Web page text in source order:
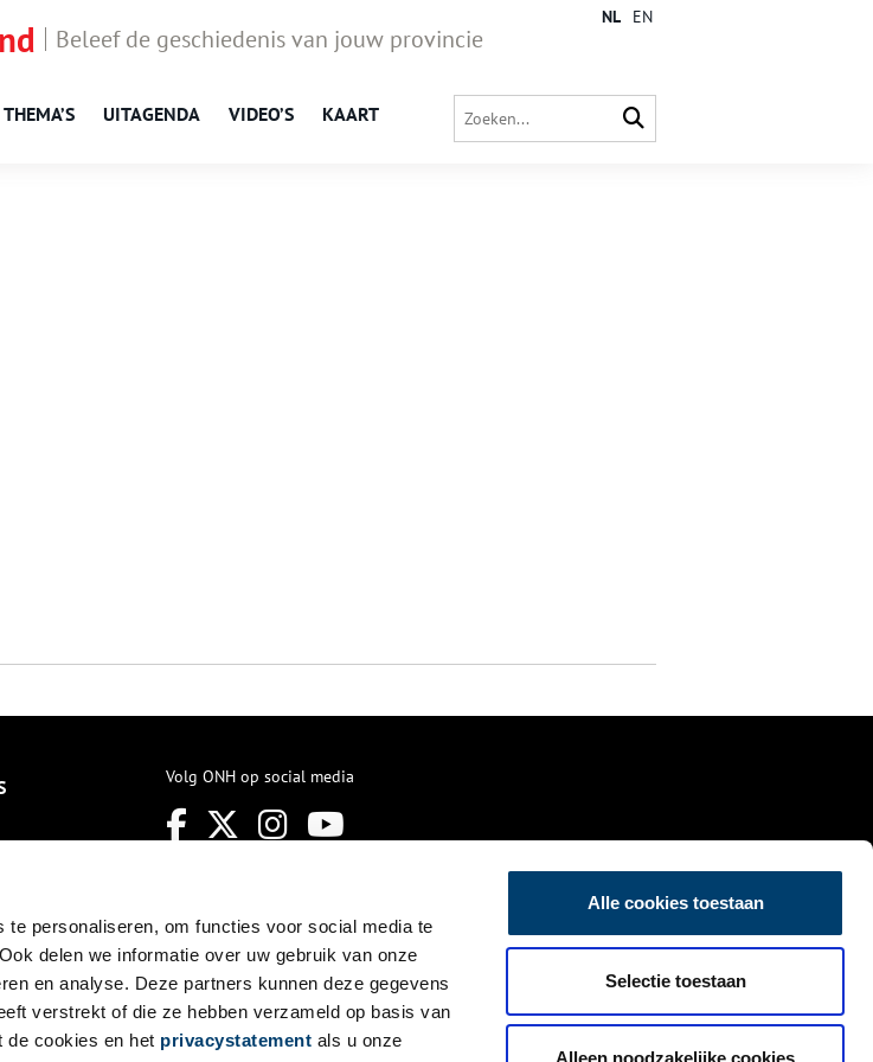
personaliseren, om functies voor social media te
delen we informatie over uw gebruik van onze
en analyse. Deze partners kunnen deze gegevens
verstrekt of die ze hebben verzameld op basis van
de cookies en het privacystatement als u onze
Alle cookies toestaan
Selectie toestaan
Alleen noodzakelijke cookies
Beleef de geschiedenis van jouw provincie
THEMA’S UITAGENDA VIDEO’S KAART
NL EN
Volg ONH op social media